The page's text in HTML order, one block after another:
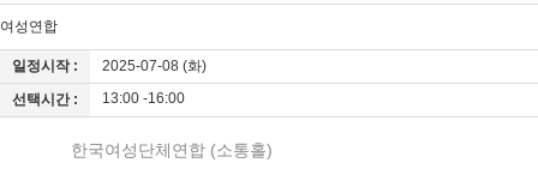
여성연합
일정시작 :
2025-07-08 (화)
선택시간 :
13:00 -16:00
한국여성단체연합 (소통홀)